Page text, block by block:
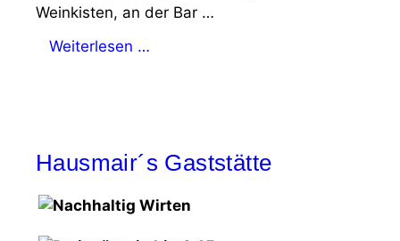
Weinkisten, an der Bar …
Weiterlesen …
Hausmair´s Gaststätte